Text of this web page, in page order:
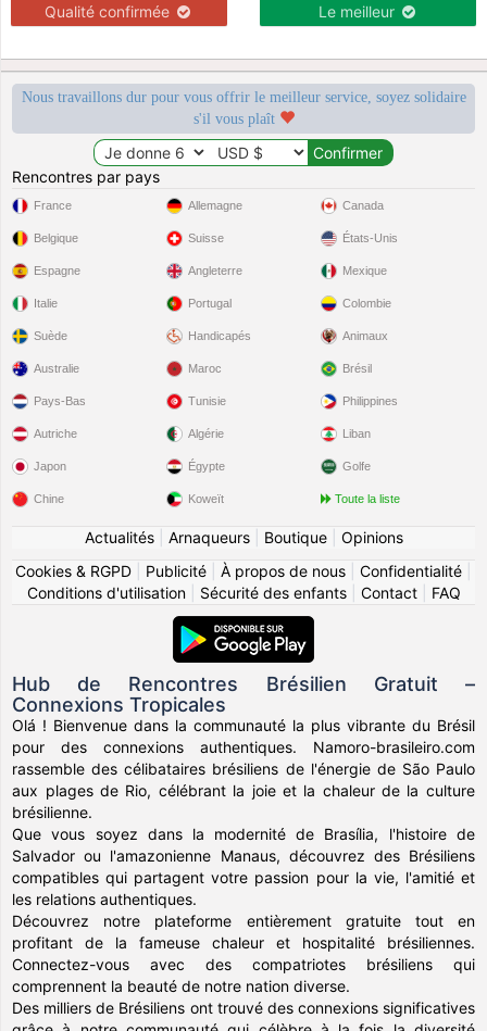
Qualité confirmée Le meilleur
Nous travaillons dur pour vous offrir le meilleur service, soyez solidaire
s'il vous plaît
Rencontres par pays
France
Belgique
Espagne
Italie
Suède
Allemagne
Suisse
Angleterre
Portugal
Handicapés
Canada
États-Unis
Mexique
Colombie
Animaux
Australie
Pays-Bas
Autriche
Japon
Chine
Maroc
Tunisie
Algérie
Égypte
Koweït
Brésil
Philippines
Liban
Golfe
Toute la liste
Actualités| Arnaqueurs| Boutique| Opinions
Cookies & RGPD
Publicité À propos de nous Confidentialité
Conditions d'utilisation| Sécurité des enfants| Contact| FAQ
Hub de Rencontres Brésilien Gratuit –
Connexions Tropicales
Olá ! Bienvenue dans la communauté la plus vibrante du Brésil
pour des connexions authentiques. Namoro-brasileiro.com
rassemble des célibataires brésiliens de l'énergie de São Paulo
aux plages de Rio, célébrant la joie et la chaleur de la culture
brésilienne.
Que vous soyez dans la modernité de Brasília, l'histoire de
Salvador ou l'amazonienne Manaus, découvrez des Brésiliens
compatibles qui partagent votre passion pour la vie, l'amitié et
les relations authentiques.
Découvrez notre plateforme entièrement gratuite tout en
profitant de la fameuse chaleur et hospitalité brésiliennes.
Connectez-vous avec des compatriotes brésiliens qui
comprennent la beauté de notre nation diverse.
Des milliers de Brésiliens ont trouvé des connexions significatives